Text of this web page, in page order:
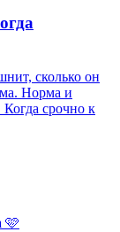
сколько он
Норма и
срочно к
🩷